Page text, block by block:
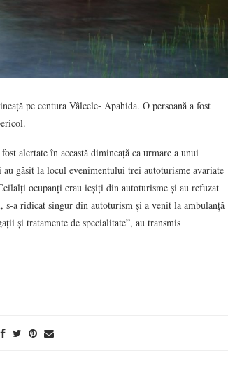
pe centura Vâlcele- Apahida. O persoană a fost
alertate în această dimineață ca urmare a unui
găsit la locul evenimentului trei autoturisme avariate
ocupanți erau ieșiți din autoturisme și au refuzat
a ridicat singur din autoturism și a venit la ambulanță
și tratamente de specialitate”, au transmis